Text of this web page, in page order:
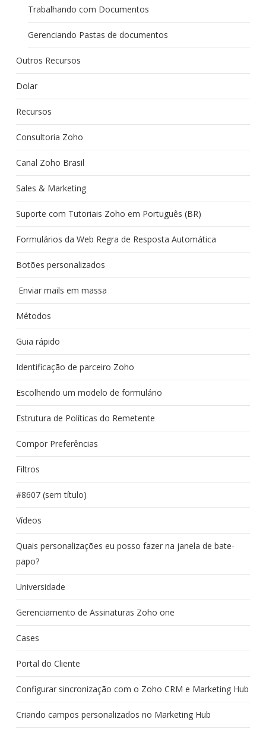
Trabalhando com Documentos
Gerenciando Pastas de documentos
Outros Recursos
Dolar
Recursos
Consultoria Zoho
Canal Zoho Brasil
Sales & Marketing
Suporte com Tutoriais Zoho em Português (BR)
Formulários da Web Regra de Resposta Automática
Botões personalizados
Enviar mails em massa
Métodos
Guia rápido
Identificação de parceiro Zoho
Escolhendo um modelo de formulário
Estrutura de Políticas do Remetente
Compor Preferências
Filtros
#8607 (sem título)
Vídeos
Quais personalizações eu posso fazer na janela de bate-
papo?
Universidade
Gerenciamento de Assinaturas Zoho one
Cases
Portal do Cliente
Configurar sincronização com o Zoho CRM e Marketing Hub
Criando campos personalizados no Marketing Hub